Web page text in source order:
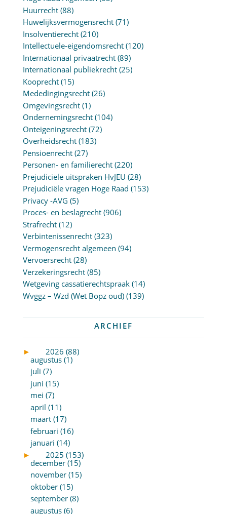
Huurrecht(88)
Huwelijksvermogensrecht(71)
Insolventierecht(210)
Intellectuele-eigendomsrecht(120)
Internationaal privaatrecht(89)
Internationaal publiekrecht(25)
Kooprecht(15)
Mededingingsrecht(26)
Omgevingsrecht(1)
Ondernemingsrecht(104)
Onteigeningsrecht(72)
Overheidsrecht(183)
Pensioenrecht(27)
Personen- en familierecht(220)
Prejudiciële uitspraken HvJEU (28)
Prejudiciële vragen Hoge Raad (153)
Privacy -AVG (5)
Proces- en beslagrecht(906)
Strafrecht(12)
Verbintenissenrecht(323)
Vermogensrecht algemeen (94)
Vervoersrecht(28)
Verzekeringsrecht(85)
Wetgeving cassatierechtspraak(14)
Wvggz – Wzd (Wet Bopz oud)(139)
ARCHIEF
►
2026 (88)
augustus (1)
juli (7)
juni (15)
mei (7)
april (11)
maart (17)
februari (16)
januari (14)
►
2025 (153)
december (15)
november (15)
oktober (15)
september (8)
augustus (6)